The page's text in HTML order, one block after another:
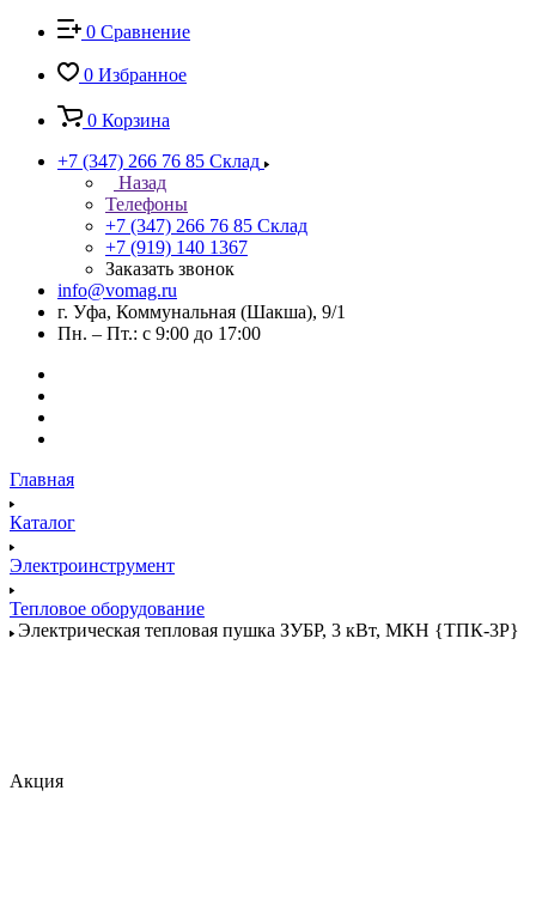
0 Сравнение
0 Избранное
0 Корзина
+7 (347) 266 76 85 Склад
Назад
Телефоны
+7 (347) 266 76 85 Склад
+7 (919) 140 1367
Заказать звонок
info@vomag.ru
г. Уфа, Коммунальная (Шакша), 9/1
Пн. – Пт.: с 9:00 до 17:00
Главная
Каталог
Электроинструмент
Тепловое оборудование
Электрическая тепловая пушка ЗУБР, 3 кВт, МКН {ТПК-3Р}
Акция